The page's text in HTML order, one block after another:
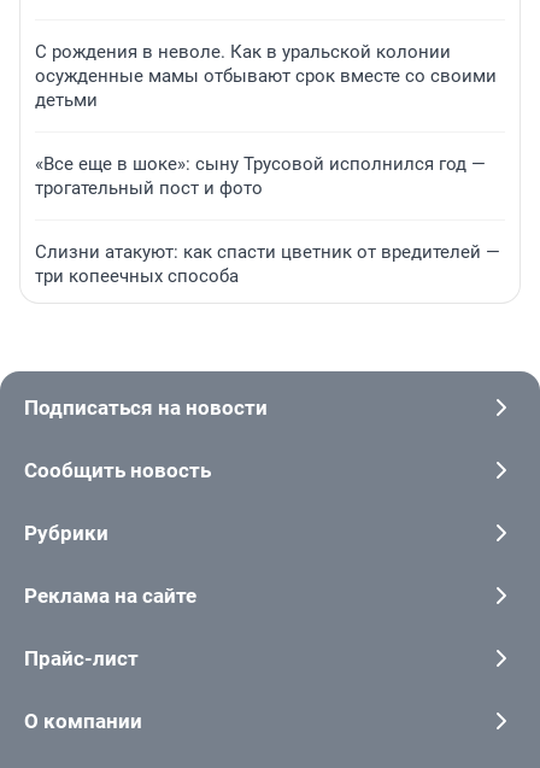
С рождения в неволе. Как в уральской колонии
осужденные мамы отбывают срок вместе со своими
детьми
«Все еще в шоке»: сыну Трусовой исполнился год —
трогательный пост и фото
Слизни атакуют: как спасти цветник от вредителей —
три копеечных способа
Подписаться на новости
Сообщить новость
Рубрики
Реклама на сайте
Прайс-лист
О компании